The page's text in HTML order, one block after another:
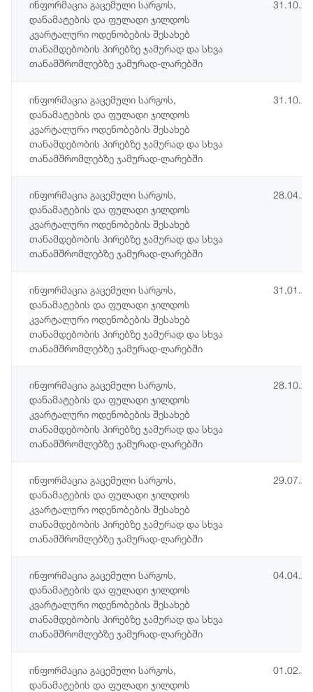
ინფორმაცია გაცემული სარგოს,
დანამატების და ფულადი ჯილდოს
კვარტალური ოდენობების შესახებ
თანამდებობის პირებზე ჯამურად და სხვა
თანამშრომლებზე ჯამურად-ლარებში
ინფორმაცია გაცემული სარგოს,
დანამატების და ფულადი ჯილდოს
კვარტალური ოდენობების შესახებ
თანამდებობის პირებზე ჯამურად და სხვა
თანამშრომლებზე ჯამურად-ლარებში
ინფორმაცია გაცემული სარგოს,
დანამატების და ფულადი ჯილდოს
კვარტალური ოდენობების შესახებ
თანამდებობის პირებზე ჯამურად და სხვა
თანამშრომლებზე ჯამურად-ლარებში
ინფორმაცია გაცემული სარგოს,
დანამატების და ფულადი ჯილდოს
კვარტალური ოდენობების შესახებ
თანამდებობის პირებზე ჯამურად და სხვა
თანამშრომლებზე ჯამურად-ლარებში
ინფორმაცია გაცემული სარგოს,
დანამატების და ფულადი ჯილდოს
კვარტალური ოდენობების შესახებ
თანამდებობის პირებზე ჯამურად და სხვა
თანამშრომლებზე ჯამურად-ლარებში
ინფორმაცია გაცემული სარგოს,
დანამატების და ფულადი ჯილდოს
კვარტალური ოდენობების შესახებ
თანამდებობის პირებზე ჯამურად და სხვა
თანამშრომლებზე ჯამურად-ლარებში
ინფორმაცია გაცემული სარგოს,
დანამატების და ფულადი ჯილდოს
კვარტალური ოდენობების შესახებ
თანამდებობის პირებზე ჯამურად და სხვა
თანამშრომლებზე ჯამურად-ლარებში
ინფორმაცია გაცემული სარგოს,
დანამატების და ფულადი ჯილდოს